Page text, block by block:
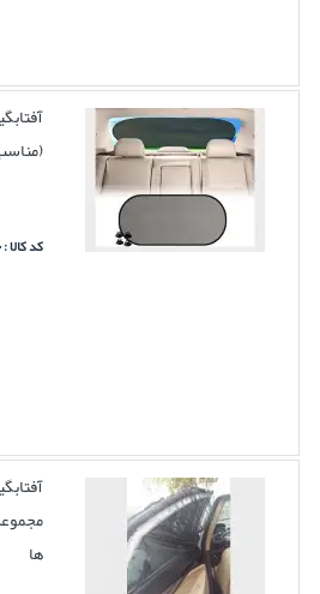
کد کالا : ۱۳۳۸۰
ها